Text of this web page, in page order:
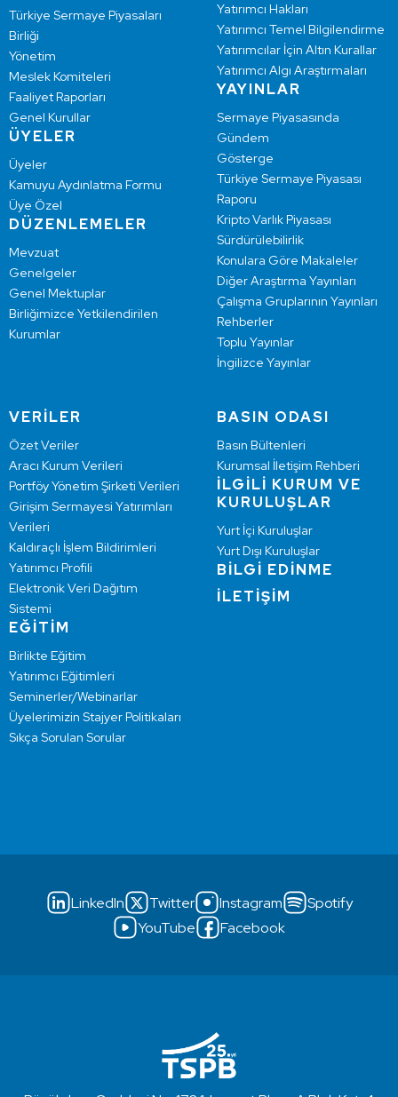
Türkiye Sermaye Piyasaları
Birliği
Yönetim
Meslek Komiteleri
Faaliyet Raporları
Genel Kurullar
ÜYELER
Üyeler
Kamuyu Aydınlatma Formu
Üye Özel
DÜZENLEMELER
Mevzuat
Genelgeler
Genel Mektuplar
Birliğimizce Yetkilendirilen
Kurumlar
Yatırımcı Hakları
Yatırımcı Temel Bilgilendirme
Yatırımcılar İçin Altın Kurallar
Yatırımcı Algı Araştırmaları
YAYINLAR
Sermaye Piyasasında
Gündem
Gösterge
Türkiye Sermaye Piyasası
Raporu
Kripto Varlık Piyasası
Sürdürülebilirlik
Konulara Göre Makaleler
Diğer Araştırma Yayınları
Çalışma Gruplarının Yayınları
Rehberler
Toplu Yayınlar
İngilizce Yayınlar
VERİLER
Özet Veriler
Aracı Kurum Verileri
Portföy Yönetim Şirketi Verileri
Girişim Sermayesi Yatırımları
Verileri
Kaldıraçlı İşlem Bildirimleri
Yatırımcı Profili
Elektronik Veri Dağıtım
Sistemi
EĞİTİM
Birlikte Eğitim
Yatırımcı Eğitimleri
Seminerler/Webinarlar
Üyelerimizin Stajyer Politikaları
Sıkça Sorulan Sorular
BASIN ODASI
Basın Bültenleri
Kurumsal İletişim Rehberi
İLGİLİ KURUM VE
KURULUŞLAR
Yurt İçi Kuruluşlar
Yurt Dışı Kuruluşlar
BİLGİ EDİNME
İLETİŞİM
LinkedIn Twitter Instagram
Spotify
YouTube
Facebook